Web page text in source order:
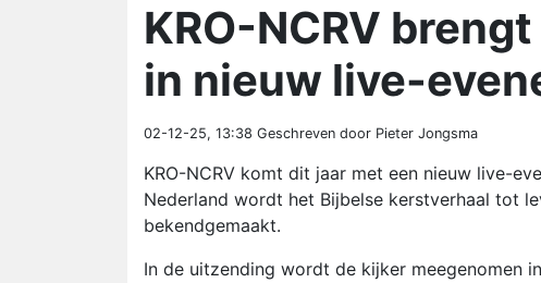
KRO-NCRV
in nieuw live-
02-12-25, 13:38 Geschreven door Pieter Jongsma
KRO-NCRV komt dit jaar met een nieuw live-
Nederland wordt het Bijbelse kerstverhaal tot
bekendgemaakt.
In de uitzending wordt de kijker meegenomen